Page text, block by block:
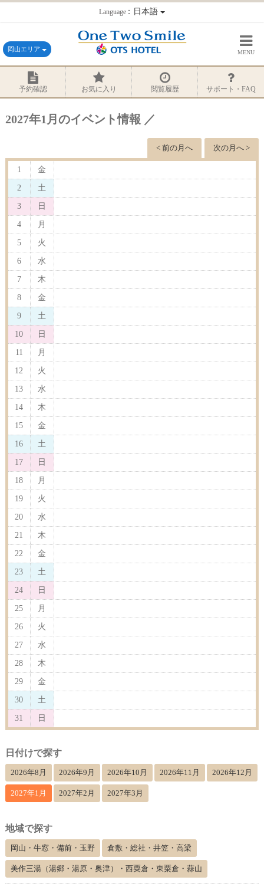
Language：日本語
岡山エリア MENU
予約確認 お気に入り 閲覧履歴 サポート・FAQ
2027年1月のイベント情報 ／
次の月へ >
< 前の月へ
1 金
2 土
3 日
4 月
5 火
6 水
7 木
8 金
9 土
10 日
11 月
12 火
13 水
14 木
15 金
16 土
17 日
18 月
19 火
20 水
21 木
22 金
23 土
24 日
25 月
26 火
27 水
28 木
29 金
30 土
31 日
日付けで探す
2026年8月 2026年9月 2026年10月 2026年11月 2026年12月
2027年1月 2027年2月 2027年3月
地域で探す
岡山・牛窓・備前・玉野 倉敷・総社・井笠・高梁
美作三湯（湯郷・湯原・奥津）・西粟倉・東粟倉・蒜山